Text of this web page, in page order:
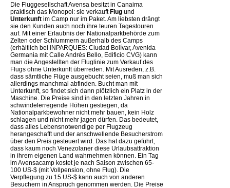
Die Fluggesellschaft Avensa besitzt in Canaima
praktisch das Monopol: sie verkauftFlug und
Unterkunft im Camp nur im Paket. Am liebsten drängt
sie den Kunden auch noch ihre teuren Tagestouren
auf. Mit einer Erlaubnis der Nationalparkbehörde zum
Zelten oder Schlummern außerhalb des Camps
(erhältlich bei INPARQUES: Ciudad Bolívar, Avenida
Germania mit Calle Andrés Bello, Edificio CVG) kann
man die Angestellten der Fluglinie zum Verkauf des
Flugs ohne Unterkunft überreden. Mit Ausreden, z.B.
dass sämtliche Flüge ausgebucht seien, muß man sich
allerdings manchmal abfinden. Bucht man mit
Unterkunft, so findet sich dann plötzlich ein Platz in der
Maschine. Die Preise sind in den letzten Jahren in
schwindelerregende Höhen gestiegen, da
Nationalparkbewohner nicht mehr bauen, kein Holz
schlagen und nicht mehr jagen dürfen. Das bedeutet,
dass alles Lebensnotwendige per Flugzeug
herangeschafft und der anschwellende Besucherstrom
über den Preis gesteuert wird. Das hat dazu geführt,
dass kaum noch Venezolaner diese Urlaubsattraktion
in ihrem eigenen Land wahrnehmen können. Ein Tag
im Avensacamp kostet je nach Saison zwischen 65-
100 US-$ (mit Vollpension, ohne Flug). Die
Verpflegung zu 15 US-$ kann auch von anderen
Besuchern in Anspruch genommen werden. Die Preise